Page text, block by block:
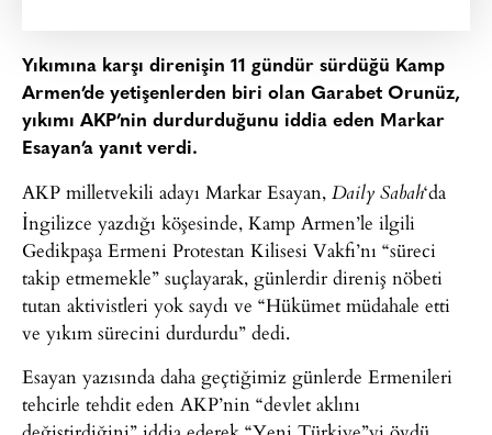
Yıkımına karşı direnişin 11 gündür sürdüğü Kamp
Armen’de yetişenlerden biri olan Garabet Orunüz,
yıkımı AKP’nin durdurduğunu iddia eden Markar
Esayan’a yanıt verdi.
AKP milletvekili adayı Markar Esayan, Daily Sabah‘da
İngilizce yazdığı köşesinde, Kamp Armen’le ilgili
Gedikpaşa Ermeni Protestan Kilisesi Vakfı’nı “süreci
takip etmemekle” suçlayarak, günlerdir direniş nöbeti
tutan aktivistleri yok saydı ve “Hükümet müdahale etti
ve yıkım sürecini durdurdu” dedi.
Esayan yazısında daha geçtiğimiz günlerde Ermenileri
tehcirle tehdit eden AKP’nin “devlet aklını